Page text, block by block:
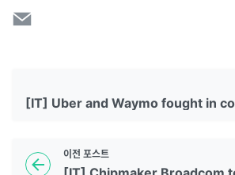
이전 포스트